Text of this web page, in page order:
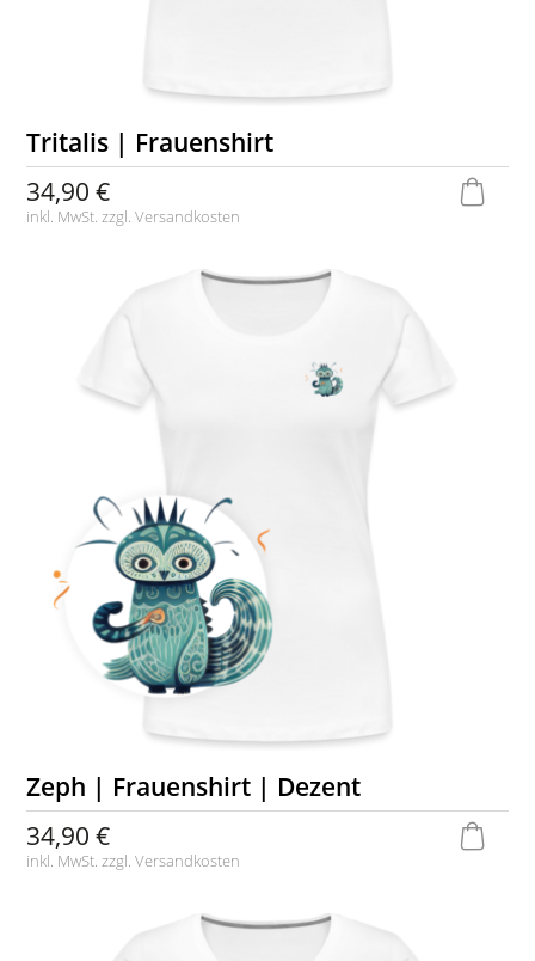
Tritalis | Frauenshirt
34,90 €
inkl. MwSt. zzgl.Versandkosten
Zeph | Frauenshirt | Dezent
34,90 €
inkl. MwSt. zzgl.Versandkosten